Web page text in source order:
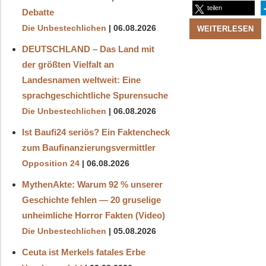
teilen
WEITERLESEN
Debatte
Die Unbestechlichen 06.08.2026
DEUTSCHLAND – Das Land mit
der größten Vielfalt an
Landesnamen weltweit: Eine
sprachgeschichtliche Spurensuche
Die Unbestechlichen 06.08.2026
Ist Baufi24 seriös? Ein Faktencheck
zum Baufinanzierungsvermittler
Opposition 24 06.08.2026
MythenAkte: Warum 92 % unserer
Geschichte fehlen — 20 gruselige
unheimliche Horror Fakten (Video)
Die Unbestechlichen 05.08.2026
Ceuta ist Merkels fatales Erbe